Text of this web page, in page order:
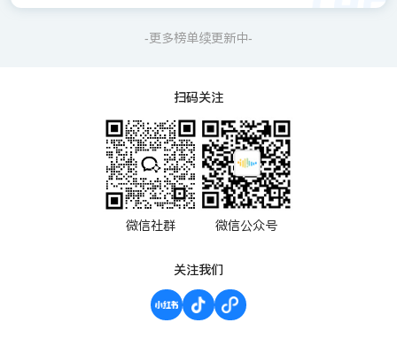
-更多榜单续更新中-
扫码关注
微信社群 微信公众号
关注我们